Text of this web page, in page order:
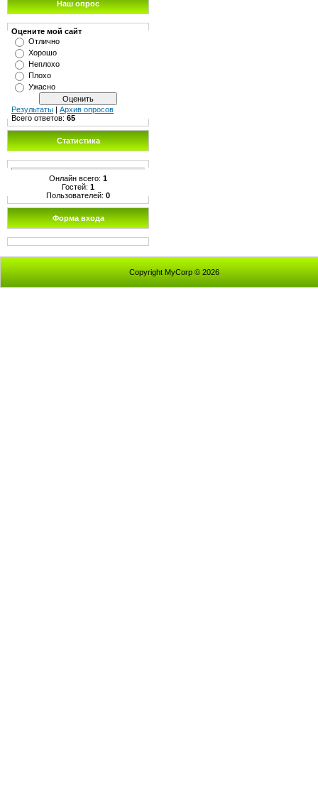
Наш опрос
Оцените мой сайт
Отлично
Хорошо
Неплохо
Плохо
Ужасно
Результаты | Архив опросов
Всего ответов: 65
Статистика
Онлайн всего: 1
Гостей: 1
Пользователей: 0
Форма входа
Copyright MyCorp © 2026